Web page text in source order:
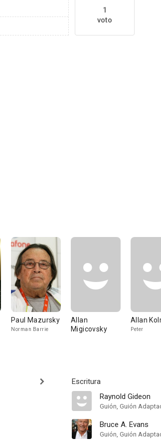
1
voto
Paul Mazursky
Norman Barrie
Allan
Migicovsky
Allan
Peter
Escritura
Raynold Gideon
Guión, Guión
Bruce A. Evans
Guión, Guión